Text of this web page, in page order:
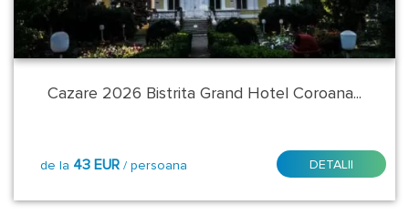
Cazare 2026 Bistrita Grand Hotel Coroana...
de la 43 EUR / persoana DETALII